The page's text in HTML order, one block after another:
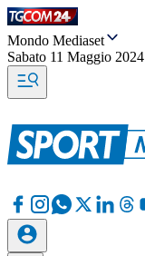
Mondo Mediaset
Sabato 11 Maggio 2024